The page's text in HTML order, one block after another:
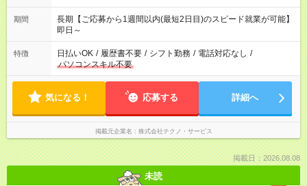
期間
長期【ご応募から1週間以内(最短2日目)のスピード就業が可能】
即日～
特徴 日払いOK / 履歴書不要 / シフト勤務 / 電話対応なし /
パソコンスキル不要
気になる！ 応募する 詳細へ
掲載元企業名 株式会社テクノ・サービス
掲載日：2026.08.08
未読